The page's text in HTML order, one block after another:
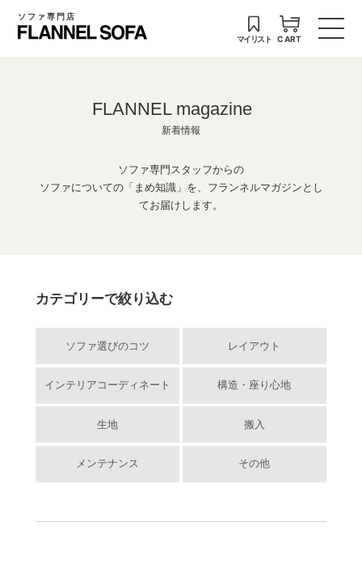
ソファ専門店
マイリスト CART
FLANNEL magazine
新着情報
ソファ専門スタッフからの
ソファについての「まめ知識」を、フランネルマガジンとし
てお届けします。
カテゴリーで絞り込む
ソファ選びのコツ レイアウト
インテリアコーディネート 構造・座り心地
生地 搬入
メンテナンス その他